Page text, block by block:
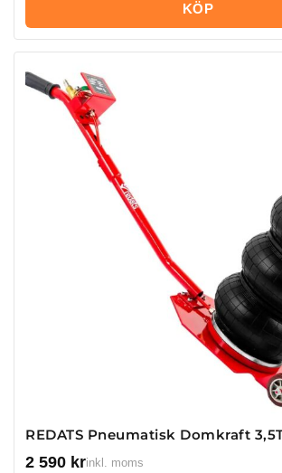
KÖP
REDATS Pneumatisk Domkraft
2 590 krinkl. moms